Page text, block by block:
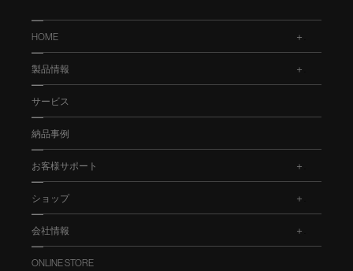
HOME
製品情報
サービス
納品事例
お客様サポート
ショップ
会社情報
ONLINE STORE